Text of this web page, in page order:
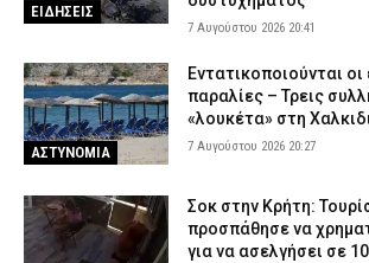
σορό του πατέρα του σε καταψύκτη
7 Αυγούστου 2026 14:04
ΕΙΔΗΣΕΙΣ
7 Αυγούστου 2026 20:41
ΑΣΤΥΝΟΜΙΑ
Εντατικοποιούνται οι
παραλίες – Τρεις
«λουκέτα» στη
7 Αυγούστου 2026 20:27
Σοκ στην Κρήτη:
προσπάθησε να
για να ασελγήσει σε